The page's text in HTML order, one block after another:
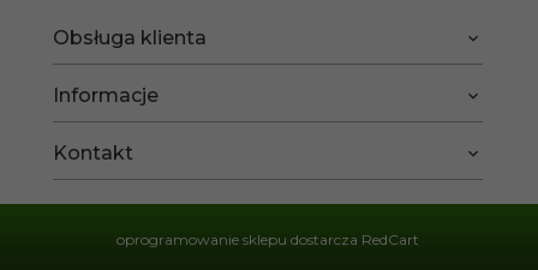
Obsługa klienta
Informacje
Kontakt
oprogramowanie sklepu dostarcza RedCart